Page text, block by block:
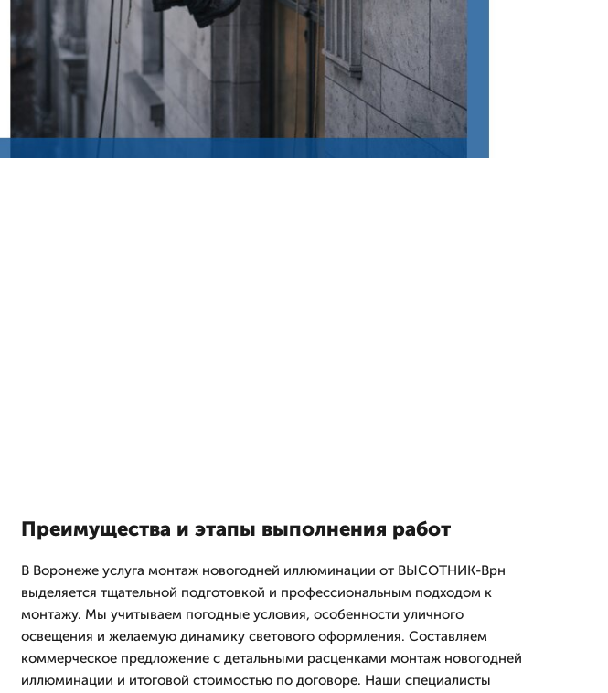
Преимущества и этапы выполнения работ
В Воронеже услуга монтаж новогодней иллюминации от ВЫСОТНИК-Врн
выделяется тщательной подготовкой и профессиональным подходом к
монтажу. Мы учитываем погодные условия, особенности уличного
освещения и желаемую динамику светового оформления. Составляем
коммерческое предложение с детальными расценками монтаж новогодней
иллюминации и итоговой стоимостью по договоре. Наши специалисты